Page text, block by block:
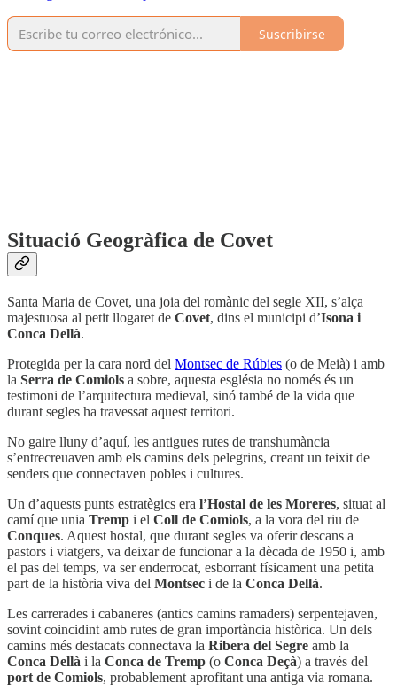
Suscribirse
Situació Geogràfica de Covet
Santa Maria de Covet, una joia del romànic del segle XII, s’alça
majestuosa al petit llogaret de Covet, dins el municipi d’Isona i
Conca Dellà.
Protegida per la cara nord del Montsec de Rúbies (o de Meià) i amb
la Serra de Comiols a sobre, aquesta església no només és un
testimoni de l’arquitectura medieval, sinó també de la vida que
durant segles ha travessat aquest territori.
No gaire lluny d’aquí, les antigues rutes de transhumància
s’entrecreuaven amb els camins dels pelegrins, creant un teixit de
senders que connectaven pobles i cultures.
Un d’aquests punts estratègics era l’Hostal de les Moreres, situat al
camí que unia Tremp i el Coll de Comiols, a la vora del riu de
Conques. Aquest hostal, que durant segles va oferir descans a
pastors i viatgers, va deixar de funcionar a la dècada de 1950 i, amb
el pas del temps, va ser enderrocat, esborrant físicament una petita
part de la història viva del Montsec i de la Conca Dellà.
Les carrerades i cabaneres (antics camins ramaders) serpentejaven,
sovint coincidint amb rutes de gran importància històrica. Un dels
camins més destacats connectava la Ribera del Segre amb la
Conca Dellà i la Conca de Tremp (o Conca Deçà) a través del
port de Comiols, probablement aprofitant una antiga via romana.